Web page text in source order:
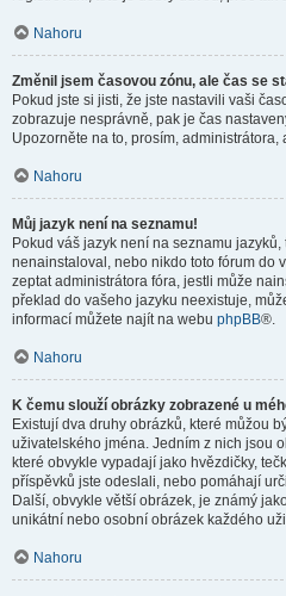
Nahoru
Změnil jsem časovou zónu, ale čas se
Pokud jste si jisti, že jste nastavili vaši
zobrazuje nesprávně, pak je čas
Upozorněte na to, prosím,
Nahoru
Můj jazyk není na seznamu!
Pokud váš jazyk není na seznamu
nenainstaloval, nebo nikdo toto fórum do
zeptat administrátora fóra, jestli může
překlad do vašeho jazyku neexistuje,
informací můžete najít na webu phpBB®.
Nahoru
K čemu slouží obrázky zobrazené u
Existují dva druhy obrázků, které můžou
uživatelského jména. Jedním z nich jsou
které obvykle vypadají jako hvězdičky,
příspěvků jste odeslali, nebo pomáhají
Další, obvykle větší obrázek, je známý
unikátní nebo osobní obrázek každého
Nahoru